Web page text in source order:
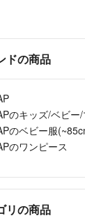
ドの商品
のキッズ/ベビー/
のベビー服
のワンピース
リの商品